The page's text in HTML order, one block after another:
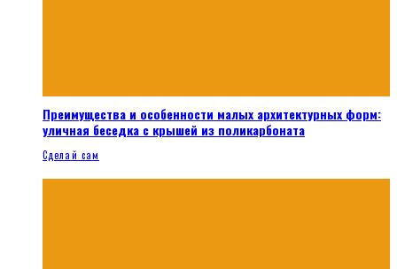
Преимущества и особенности малых архитектурных форм:
уличная беседка с крышей из поликарбоната
Сделай сам